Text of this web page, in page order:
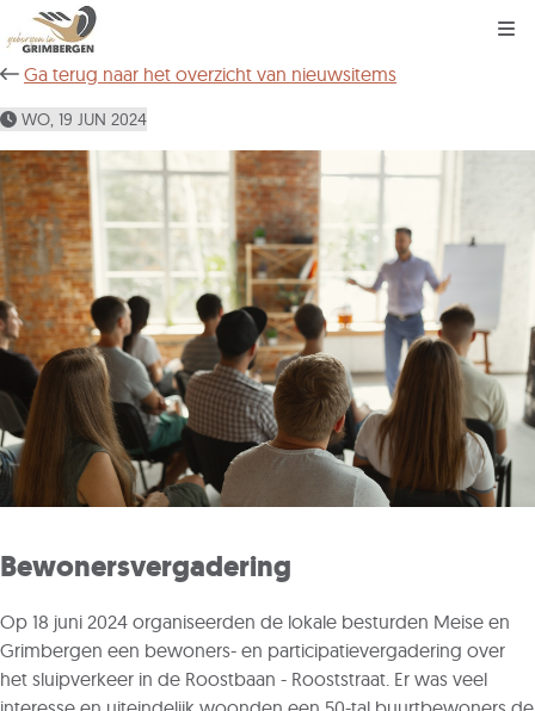
Ga terug naar het overzicht van nieuwsitems
WO, 19 JUN 2024
Bewonersvergadering
Op 18 juni 2024 organiseerden de lokale besturden Meise en
Grimbergen een bewoners- en participatievergadering over
het sluipverkeer in de Roostbaan - Rooststraat. Er was veel